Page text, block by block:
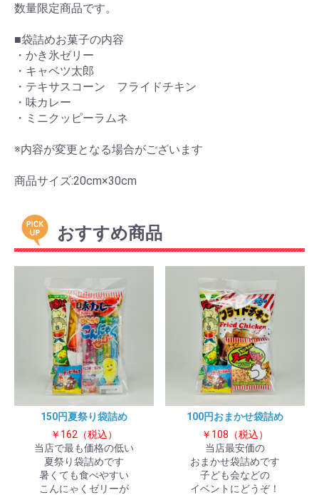
数量限定商品です。
■袋詰めお菓子の内容
・かき氷ゼリー
・キャベツ太郎
・テキサスコーン フライドチキン
・味カレー
・ミニクッピーラムネ
※内容が変更となる場合がございます
商品サイズ:20cm×30cm
おすすめ商品
150円夏祭り袋詰め
￥162（税込）
当店で最も価格の低い
夏祭り袋詰めです
暑くても食べやすい
こんにゃくゼリーが
100円おまかせ袋詰め
￥108（税込）
当店最安価の
おまかせ袋詰めです
子ども会などの
イベントにどうぞ！